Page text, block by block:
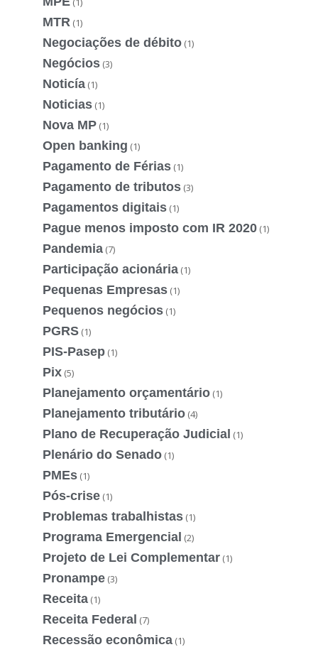
MTR (1)
Negociações de débito (1)
Negócios (3)
Noticía (1)
Noticias (1)
Nova MP (1)
Open banking (1)
Pagamento de Férias (1)
Pagamento de tributos (3)
Pagamentos digitais (1)
Pague menos imposto com IR 2020 (1)
Pandemia (7)
Participação acionária (1)
Pequenas Empresas (1)
Pequenos negócios (1)
PGRS (1)
PIS-Pasep (1)
Pix (5)
Planejamento orçamentário (1)
Planejamento tributário (4)
Plano de Recuperação Judicial (1)
Plenário do Senado (1)
PMEs (1)
Pós-crise (1)
Problemas trabalhistas (1)
Programa Emergencial (2)
Projeto de Lei Complementar (1)
Pronampe (3)
Receita (1)
Receita Federal (7)
Recessão econômica (1)